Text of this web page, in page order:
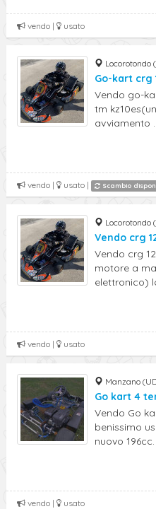
vendo | usato
Locorotondo
Go-kart crg
Vendo go-
tm
avviamento
vendo | usato | Scambio
Locorotondo
Vendo crg
Vendo crg
motore a
elettronico)
vendo | usato
Manzano
Go kart 4
Vendo Go
benissimo
nuovo 196cc.
vendo | usato